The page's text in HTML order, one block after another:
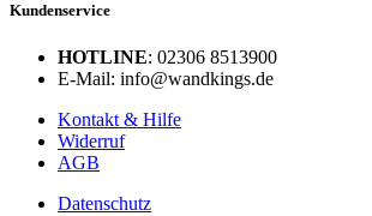
Kundenservice
HOTLINE: 02306 8513900
E-Mail: info@wandkings.de
Kontakt & Hilfe
Widerruf
AGB
Datenschutz